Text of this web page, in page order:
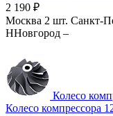
2 190 ₽
Москва 2 шт. Санкт-
ННовгород –
Колесо
Колесо компрессора